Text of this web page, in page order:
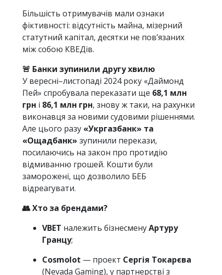
Більшість отримувачів мали ознаки
фіктивності: відсутність майна, мізерний
статутний капітал, десятки не пов’язаних
між собою КВЕДів.
🚨 Банки зупинили другу хвилю
У вересні–листопаді 2024 року «Даймонд
Пей» спробувала переказати ще 68,1 млн
грн і 86,1 млн грн, знову ж таки, на рахунки
виконавця за новими судовими рішеннями.
Але цього разу «Укргазбанк» та
«Ощадбанк» зупинили перекази,
посилаючись на закон про протидію
відмиванню грошей. Кошти були
заморожені, що дозволило БЕБ
відреагувати.
👥 Хто за брендами?
VBET належить бізнесменуАртуру
Гранцу;
Cosmolot — проект Сергія Токарєва
(Nevada Gaming), у партнерстві з